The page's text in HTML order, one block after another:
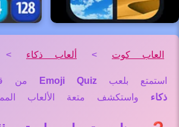
العاب كوت > ألعاب ذكاء >
استمتع بلعب Emoji Quiz من
ذكاء واستكشف متعة الألعاب